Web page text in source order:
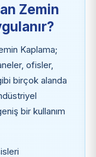
Zemin
Kaplama;
ofisler,
birçok alanda
bir kullanım